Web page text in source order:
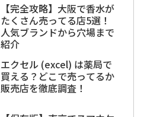
【完全攻略】大阪で香水が
たくさん売ってる店5選！
人気ブランドから穴場まで
紹介
エクセル (excel) は薬局で
買える？どこで売ってるか
販売店を徹底調査！